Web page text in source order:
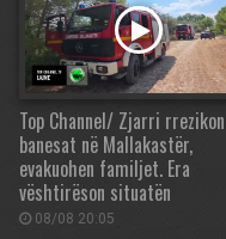
Top Channel/ Zjarri rrezikon
banesat në Mallakastër,
evakuohen familjet. Era
vështirëson situatën
08/08 20:05